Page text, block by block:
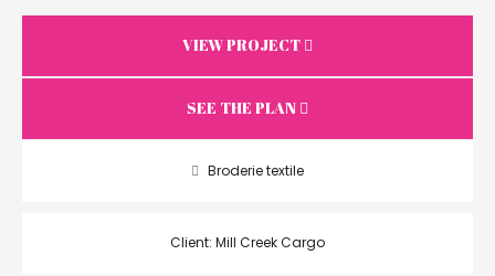
VIEW PROJECT
SEE THE PLAN
Broderie textile
Client: Mill Creek Cargo